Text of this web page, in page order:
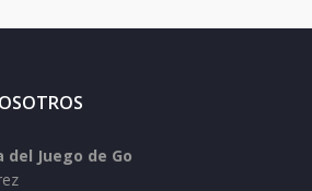
Juego de Go